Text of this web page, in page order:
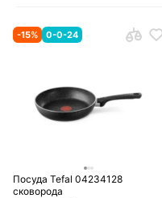
-15% 0-0-24
Посуда Tefal 04234128
сковорода